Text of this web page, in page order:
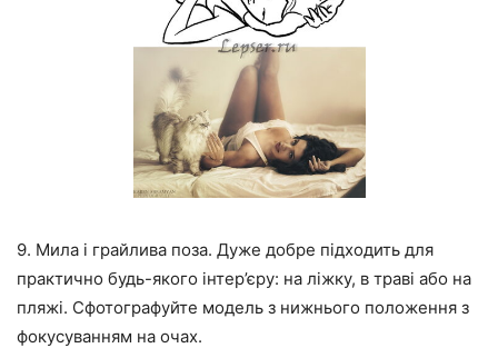
9. Мила і грайлива поза. Дуже добре підходить для
практично будь-якого інтер’єру: на ліжку, в траві або на
пляжі. Сфотографуйте модель з нижнього положення з
фокусуванням на очах.